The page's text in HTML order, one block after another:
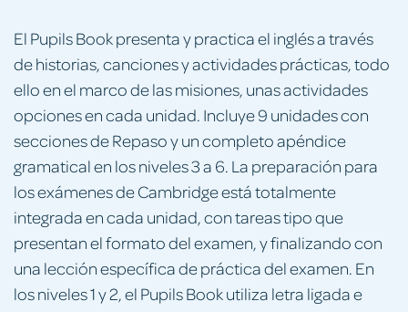
El Pupils Book presenta y practica el inglés a través
de historias, canciones y actividades prácticas, todo
ello en el marco de las misiones, unas actividades
opciones en cada unidad. Incluye 9 unidades con
secciones de Repaso y un completo apéndice
gramatical en los niveles 3 a 6. La preparación para
los exámenes de Cambridge está totalmente
integrada en cada unidad, con tareas tipo que
presentan el formato del examen, y finalizando con
una lección específica de práctica del examen. En
los niveles 1 y 2, el Pupils Book utiliza letra ligada e